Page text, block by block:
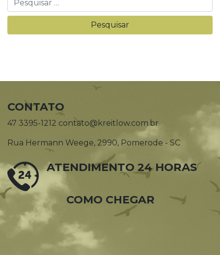
CONTATO
47 3395-1212 contato@kreitlow.com.br
Rua Hermann Weege, 2990, Pomerode - SC
ATENDIMENTO 24 HORAS
COMO CHEGAR